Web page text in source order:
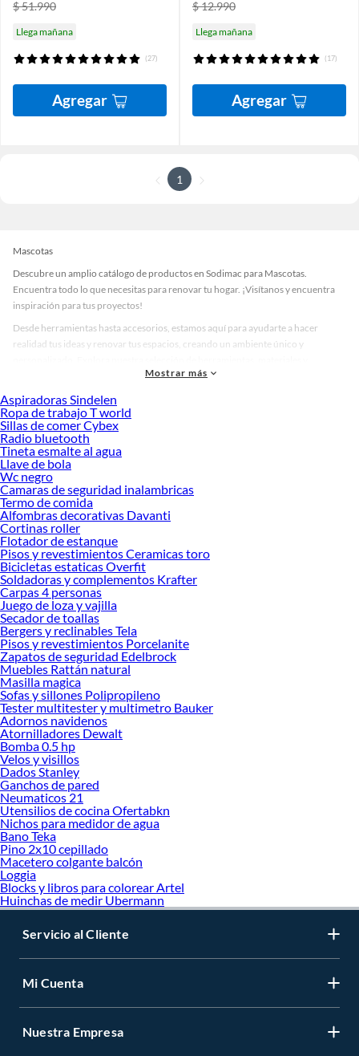
$ 51.990
Llega mañana
(27)
Agregar
$ 12.990
Llega mañana
(17)
Agregar
1
Mascotas
Descubre un amplio catálogo de productos en Sodimac para Mascotas.
Encuentra todo lo que necesitas para renovar tu hogar. ¡Visítanos y encuentra
inspiración para tus proyectos!
Desde herramientas hasta accesorios, estamos aquí para ayudarte a hacer
realidad tus ideas y renovar tus espacios, creando un ambiente único y
accesorios de calidad que te ayudarán a crear un espacio más tú.
Desde remodelaciones hasta proyectos de decoración, estamos aquí para hacer
tus ideas realidad. ¡Visítanos y encuentra todo lo que tenemos para ofrecerte en
Mascotas!
Explora la variedad de productos de Mascotas en Sodimac
Herramientas, materiales y accesorios de calidad para tus proyectos y
renovación de espacios. ¡Visítanos y descubre todo lo que tenemos para
ofrecerte!
Encuentra una amplia variedad de productos de Mascotas en Sodimac.
Encuentra todo lo necesario para tus proyectos de renovación y decoración.
¡Visítanos y haz tus ideas realidad!
Mostrar más
Aspiradoras Sindelen
Ropa de trabajo T world
Sillas de comer Cybex
Radio bluetooth
Tineta esmalte al agua
Llave de bola
Wc negro
Camaras de seguridad inalambricas
Termo de comida
Alfombras decorativas Davanti
Cortinas roller
Flotador de estanque
Pisos y revestimientos Ceramicas toro
Bicicletas estaticas Overfit
Soldadoras y complementos Krafter
Carpas 4 personas
Juego de loza y vajilla
Secador de toallas
Bergers y reclinables Tela
Pisos y revestimientos Porcelanite
Zapatos de seguridad Edelbrock
Muebles Rattán natural
Masilla magica
Sofas y sillones Polipropileno
Tester multitester y multimetro Bauker
Adornos navidenos
Atornilladores Dewalt
Bomba 0.5 hp
Velos y visillos
Dados Stanley
Ganchos de pared
Neumaticos 21
Utensilios de cocina Ofertabkn
Nichos para medidor de agua
Bano Teka
Pino 2x10 cepillado
Macetero colgante balcón
Loggia
Blocks y libros para colorear Artel
Huinchas de medir Ubermann
Servicio al Cliente
Mi Cuenta
Nuestra Empresa